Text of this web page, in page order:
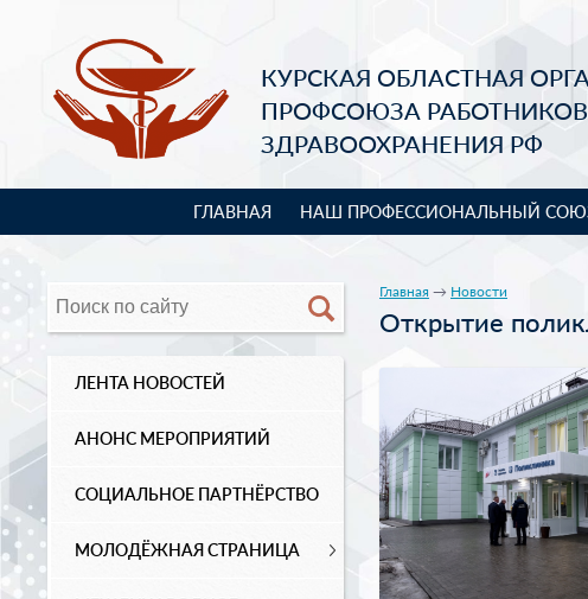
КУРСКАЯ ОБЛАСТНАЯ
ПРОФСОЮЗА РАБОТНИКОВ
ЗДРАВООХРАНЕНИЯ РФ
ГЛАВНАЯ НАШ ПРОФЕССИОНАЛЬНЫЙ
ЛЕНТА НОВОСТЕЙ
АНОНС МЕРОПРИЯТИЙ
СОЦИАЛЬНОЕ ПАРТНЁРСТВО
МОЛОДЁЖНАЯ СТРАНИЦА
Главная → Новости
Открытие